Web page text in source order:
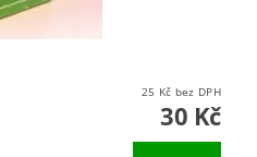
25 Kč bez DPH
30 Kč